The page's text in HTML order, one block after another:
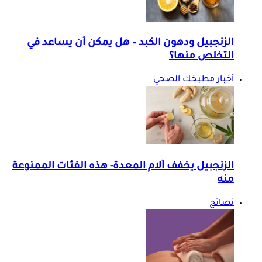
الزنجبيل ودهون الكبد – هل يمكن أن يساعد في
التخلص منها؟
أخبار مطبخك الصحي
الزنجبيل يخفف آلام المعدة- هذه الفئات الممنوعة
منه
نصائح